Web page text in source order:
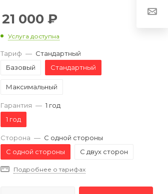
21 000 ₽
Услуга доступна
Тариф — Стандартный
Базовый
Стандартный
Максимальный
Гарантия — 1 год
1 год
Сторона — С одной стороны
С одной стороны
С двух сторон
Подробнее о тарифах